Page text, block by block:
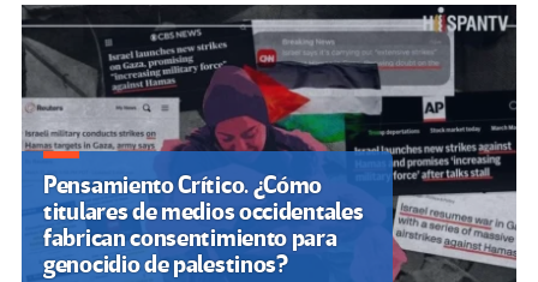
Pensamiento Crítico. ¿Cómo
titulares de medios occidentales
fabrican consentimiento para
genocidio de palestinos?